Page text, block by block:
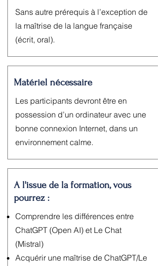
Sans autre prérequis à l’exception de
la maîtrise de la langue française
(écrit, oral).
Matériel nécessaire
Les participants devront être en
possession d’un ordinateur avec une
bonne connexion Internet, dans un
environnement calme.
A l'issue de la formation, vous
pourrez :
Comprendre les différences entre
ChatGPT (Open AI) et Le Chat
(Mistral)
Acquérir une maîtrise de ChatGPT/Le